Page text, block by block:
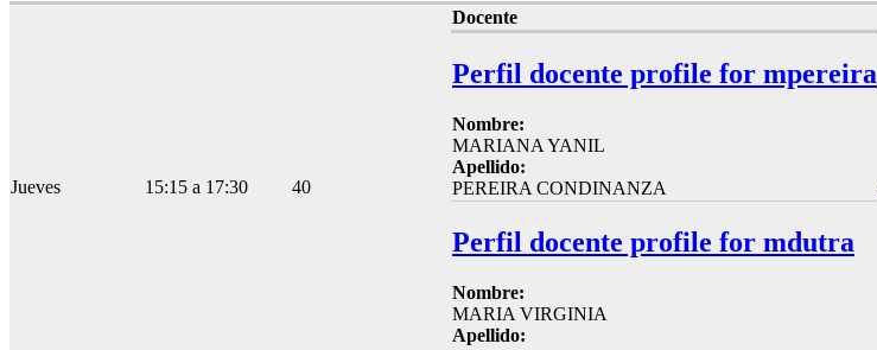
Jueves 15:15 a 17:30 40
Docente
Perfil docente profile for mpereira
Nombre:
MARIANA YANIL
Apellido:
PEREIRA CONDINANZA
Perfil docente profile for mdutra
Nombre:
MARIA VIRGINIA
Apellido: